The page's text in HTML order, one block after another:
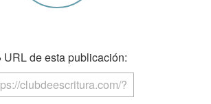
URL de esta publicación: